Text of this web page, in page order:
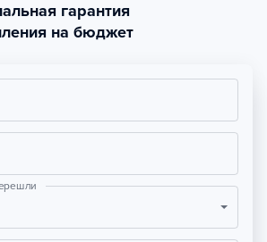
гарантия
на бюджет